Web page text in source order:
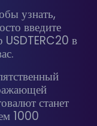
узнать,
введите
в
станет
1000